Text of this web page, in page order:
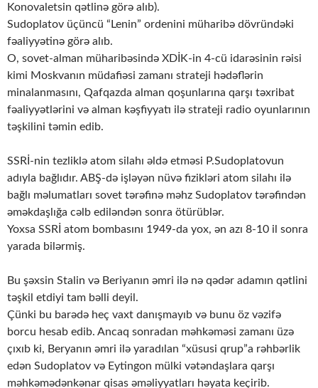
Konovaletsin qətlinə görə alıb).
Sudoplatov üçüncü “Lenin” ordenini müharibə dövründəki
fəaliyyətinə görə alıb.
O, sovet-alman müharibəsində XDİK-in 4-cü idarəsinin rəisi
kimi Moskvanın müdafiəsi zamanı strateji hədəflərin
minalanmasını, Qafqazda alman qoşunlarına qarşı təxribat
fəaliyyətlərini və alman kəşfiyyatı ilə strateji radio oyunlarının
təşkilini təmin edib.
SSRİ-nin tezliklə atom silahı əldə etməsi P.Sudoplatovun
adıyla bağlıdır. ABŞ-də işləyən nüvə fizikləri atom silahı ilə
bağlı məlumatları sovet tərəfinə məhz Sudoplatov tərəfindən
əməkdaşlığa cəlb ediləndən sonra ötürüblər.
Yoxsa SSRİ atom bombasını 1949-da yox, ən azı 8-10 il sonra
yarada bilərmiş.
Bu şəxsin Stalin və Beriyanın əmri ilə nə qədər adamın qətlini
təşkil etdiyi tam bəlli deyil.
Çünki bu barədə heç vaxt danışmayıb və bunu öz vəzifə
borcu hesab edib. Ancaq sonradan məhkəməsi zamanı üzə
çıxıb ki, Beryanın əmri ilə yaradılan “xüsusi qrup”a rəhbərlik
edən Sudoplatov və Eytingon mülki vətəndaşlara qarşı
məhkəmədənkənar qisas əməliyyatları həyata keçirib.